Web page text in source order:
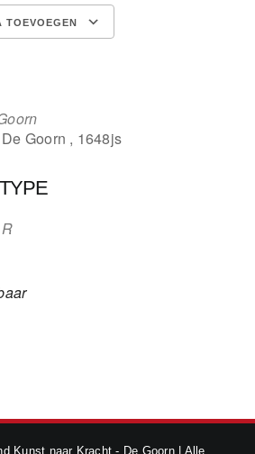
TOEVOEGEN
Goorn , 1648js
Kunst naar Kracht - De Goorn | Alle